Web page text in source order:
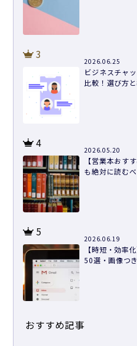
3
2026.06.25
ビジネスチャ
比較！選び方
4
2026.05.20
【営業本おす
も絶対に読む
5
2026.06.19
【時短・効率
50選・画像つ
おすすめ記事